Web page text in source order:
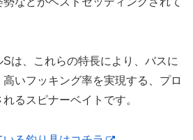
Sは、これらの特長により、バスに
いフッキング率を実現する、プロ
るスピナーベイトです。